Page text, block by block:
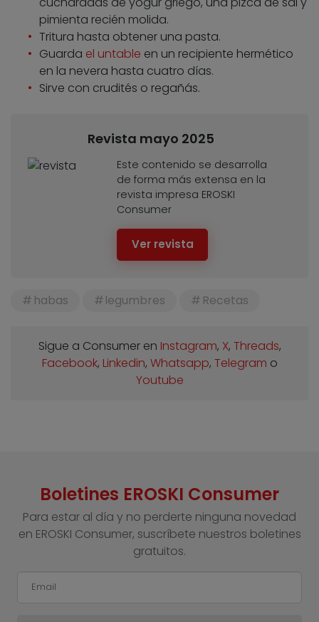
pimienta recién molida.
Tritura hasta obtener una pasta.
Guarda el untable en un recipiente hermético
en la nevera hasta cuatro días.
Sirve con crudités o regañás.
Revista mayo 2025
Este contenido se desarrolla
de forma más extensa en la
revista impresa EROSKI
Consumer
Ver revista
habas legumbres Recetas
Sigue a Consumer en Instagram, X, Threads,
Facebook, Linkedin, Whatsapp, Telegram o
Youtube
Boletines EROSKI Consumer
Para estar al día y no perderte ninguna novedad
en EROSKI Consumer, suscríbete nuestros boletines
gratuitos.